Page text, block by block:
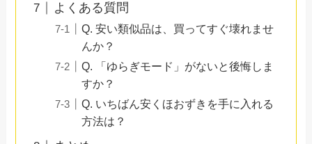
よくある質問
Q. 安い類似品は、買ってすぐ壊れませ
んか？
Q. 「ゆらぎモード」がないと後悔しま
すか？
Q. いちばん安くほおずきを手に入れる
方法は？